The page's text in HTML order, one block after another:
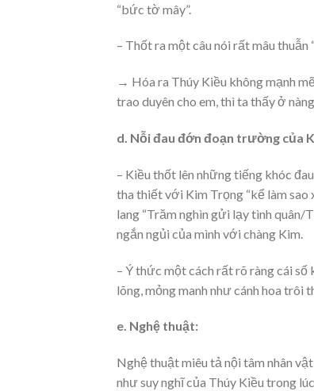
“bức tờ mây”.
– Thốt ra một câu nói rất mâu thuẫn
→ Hóa ra Thúy Kiều không mạnh
trao duyên cho em, thì ta thấy ở
d. Nỗi đau đớn đoạn trường của
– Kiều thốt lên những tiếng khóc
tha thiết với Kim Trọng “kể làm sao
lang “Trăm nghìn gửi lạy tình quân/
ngắn ngủi của mình với chàng Kim.
– Ý thức một cách rất rõ ràng cái số
lõng, mỏng manh như cánh hoa trôi
e. Nghệ thuật:
Nghệ thuật miêu tả nội tâm nhân
như suy nghĩ của Thúy Kiều trong